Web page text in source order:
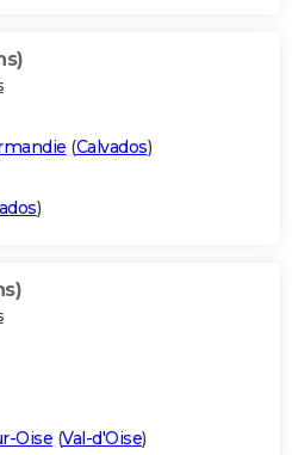
(Calvados)
)
Oise (Val-d'Oise)